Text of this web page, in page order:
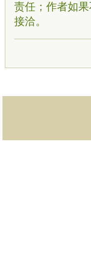
责任；作者如
接洽。